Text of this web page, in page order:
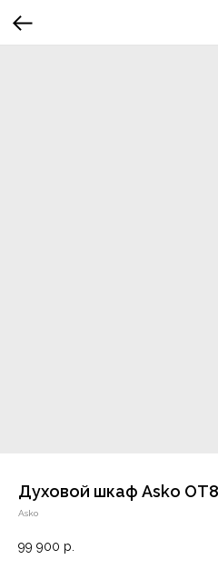
Духовой шкаф Asko
Asko
99 900 р.